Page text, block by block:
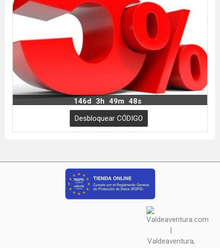
146d 3h 49m 47s